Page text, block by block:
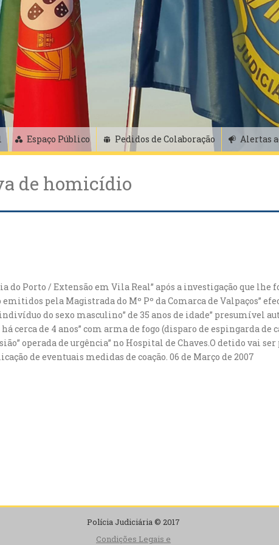
Espaço Público Pedidos de Colaboração Alertas
de homicídio
Porto / Extensão em Vila Real” após a investigação que lhe
pela Magistrada do Mº Pº da Comarca de Valpaços”
do sexo masculino” de 35 anos de idade” presumível
cerca de 4 anos” com arma de fogo (disparo de espingarda de
operada de urgência” no Hospital de Chaves.O detido vai
de eventuais medidas de coação. 06 de Março de 2007
Polícia Judiciária © 2017
Condições Legais e